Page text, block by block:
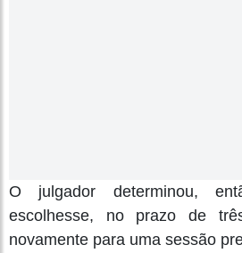
O julgador determinou,
escolhesse, no prazo de
novamente para uma sessão